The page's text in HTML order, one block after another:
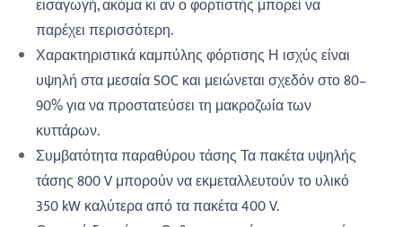
εισαγωγή, ακόμα κι αν ο φορτιστής μπορεί να
παρέχει περισσότερη.
Χαρακτηριστικά καμπύλης φόρτισης Η ισχύς είναι
υψηλή στα μεσαία SOC και μειώνεται σχεδόν στο 80–
90% για να προστατεύσει τη μακροζωία των
κυττάρων.
Συμβατότητα παραθύρου τάσης Τα πακέτα υψηλής
τάσης 800 V μπορούν να εκμεταλλευτούν το υλικό
350 kW καλύτερα από τα πακέτα 400 V.